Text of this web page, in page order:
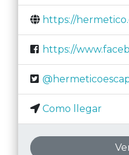
https://
https://
Como llegar